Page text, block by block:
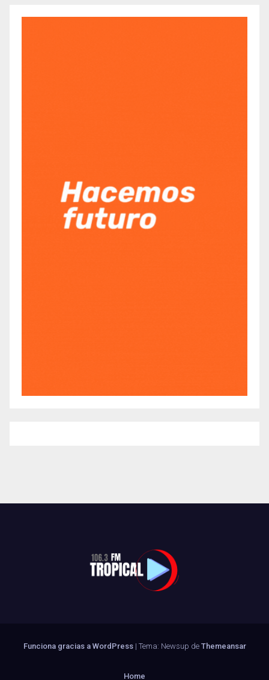
Funciona gracias a WordPress | Tema: Newsup de Themeansar
Home